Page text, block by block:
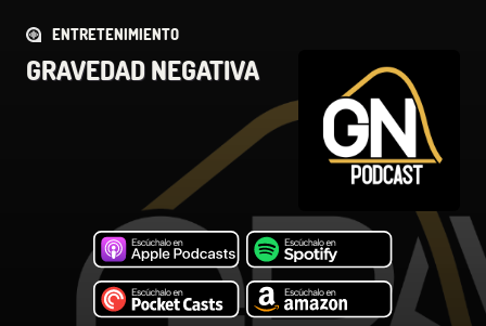
ENTRETENIMIENTO
GRAVEDAD NEGATIVA